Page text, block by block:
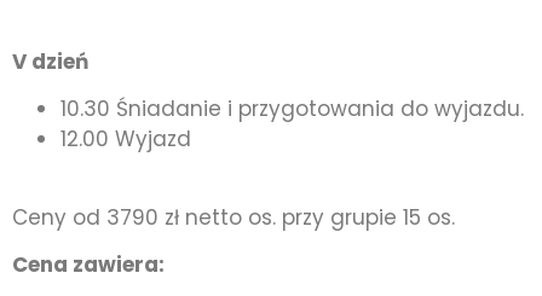
V dzień
10.30 Śniadanie i przygotowania do wyjazdu.
12.00 Wyjazd
Ceny od 3790 zł netto os. przy grupie 15 os.
Cena zawiera: